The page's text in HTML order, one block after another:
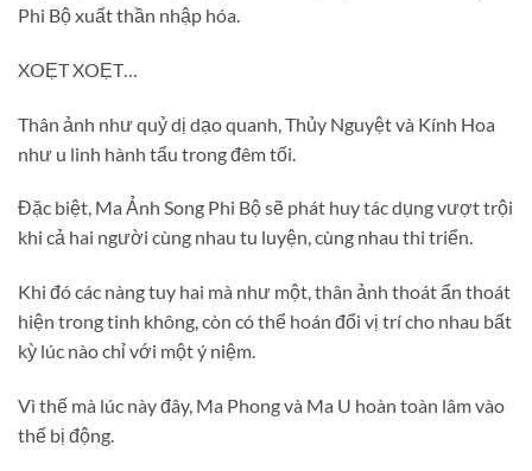
Phi Bộ xuất thần nhập hóa.
XOẸT XOẸT…
Thân ảnh như quỷ dị dạo quanh, Thủy Nguyệt và Kính Hoa
như u linh hành tẩu trong đêm tối.
Đặc biệt, Ma Ảnh Song Phi Bộ sẽ phát huy tác dụng vượt trội
khi cả hai người cùng nhau tu luyện, cùng nhau thi triển.
Khi đó các nàng tuy hai mà như một, thân ảnh thoát ẩn thoát
hiện trong tinh không, còn có thể hoán đổi vị trí cho nhau bất
kỳ lúc nào chỉ với một ý niệm.
Vì thế mà lúc này đây, Ma Phong và Ma U hoàn toàn lâm vào
thế bị động.